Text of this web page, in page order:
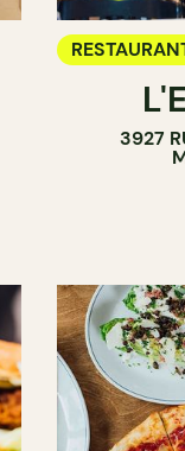
3927